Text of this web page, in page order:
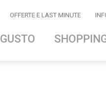
OFFERTE E LAST MINUTE
GUSTO